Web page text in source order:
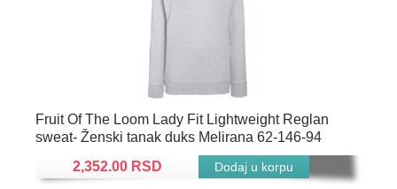
Fruit Of The Loom Lady Fit Lightweight Reglan
sweat- Ženski tanak duks Melirana 62-146-94
2,352.00 RSD